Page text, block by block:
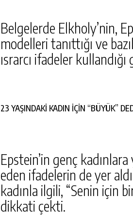
Belgelerde Elkholy’nin,
modelleri tanıttığı ve
ısrarcı ifadeler
23 YAŞINDAKİ KADIN İÇİN “BÜYÜK”
Epstein’in genç
eden ifadelerin de yer
kadınla ilgili, “Senin için
dikkati çekti.